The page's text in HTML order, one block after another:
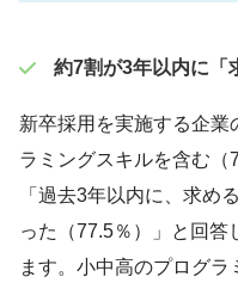
約7割が3年以内に「
新卒採用を実施する企
ラミングスキルを含む（
「過去3年以内に、求め
った（77.5％）」と回答
ます。小中高のプログ